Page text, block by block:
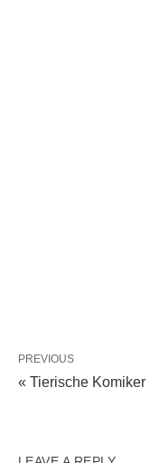
PREVIOUS
« Tierische Komiker